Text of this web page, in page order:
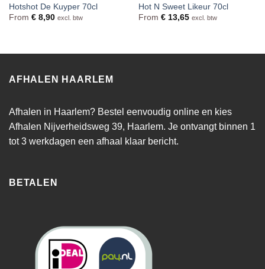
Hotshot De Kuyper 70cl
From €8,90 excl. btw
Hot N Sweet Likeur 70cl
From €13,65 excl. btw
AFHALEN HAARLEM
Afhalen in Haarlem? Bestel eenvoudig online en kies
Afhalen Nijverheidsweg 39, Haarlem. Je ontvangt binnen 1
tot 3 werkdagen een afhaal klaar bericht.
BETALEN